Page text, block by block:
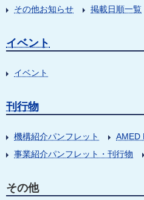
その他お知らせ
掲載日順一覧
イベント
イベント
刊行物
機構紹介パンフレット AMED
事業紹介パンフレット・刊行物
その他